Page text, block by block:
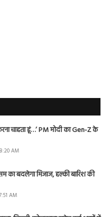
चाहता हूं…’ PM मोदी का Gen-Z के
AM
का बदलेगा मिजाज, हल्की बारिश की
AM